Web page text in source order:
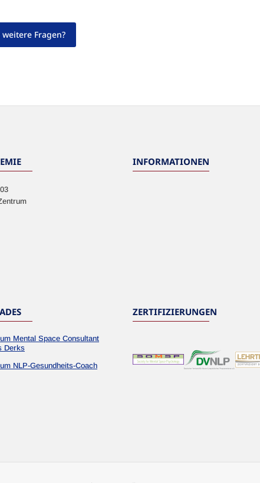
weitere Fragen?
INFORMATIONEN
Mental Space Consultant
Derks
NLP-Gesundheits-Coach
ZERTIFIZIERUNGEN